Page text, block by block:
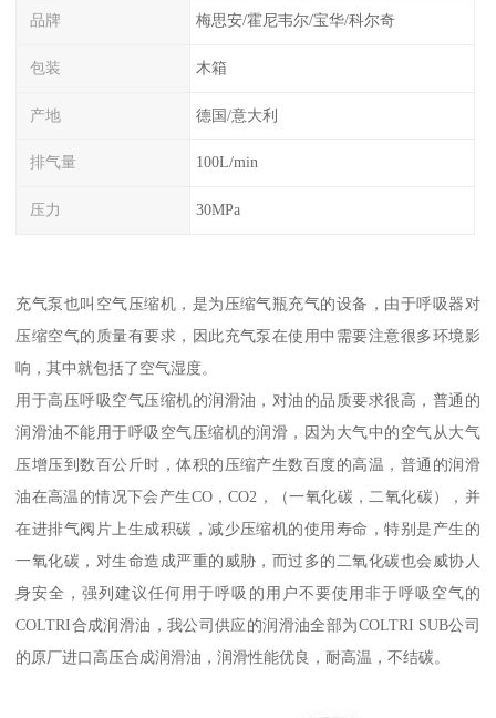
品牌 梅思安/霍尼韦尔/宝华/科尔奇
包装 木箱
产地 德国/意大利
排气量 100L/min
压力 30MPa
充气泵也叫空气压缩机，是为压缩气瓶充气的设备，由于呼吸器对
压缩空气的质量有要求，因此充气泵在使用中需要注意很多环境影
响，其中就包括了空气湿度。
用于高压呼吸空气压缩机的润滑油，对油的品质要求很高，普通的
润滑油不能用于呼吸空气压缩机的润滑，因为大气中的空气从大气
压增压到数百公斤时，体积的压缩产生数百度的高温，普通的润滑
油在高温的情况下会产生CO，CO2，（一氧化碳，二氧化碳），并
在进排气阀片上生成积碳，减少压缩机的使用寿命，特别是产生的
一氧化碳，对生命造成严重的威胁，而过多的二氧化碳也会威协人
身安全，强列建议任何用于呼吸的用户不要使用非于呼吸空气的
COLTRI合成润滑油，我公司供应的润滑油全部为COLTRI SUB公司
的原厂进口高压合成润滑油，润滑性能优良，耐高温，不结碳。